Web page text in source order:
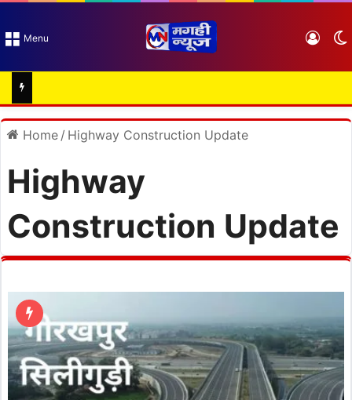
Menu Log
Home / Highway Construction Update
Highway
Construction Update